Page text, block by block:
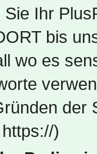
Sie Ihr
bis
wo es
der
)